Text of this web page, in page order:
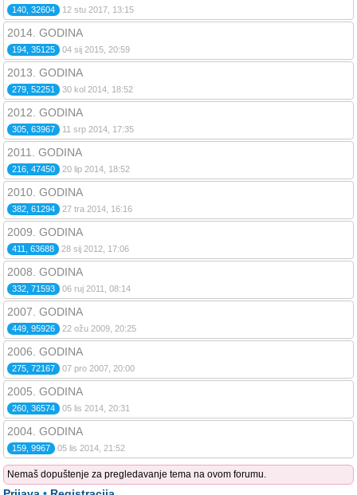
140, 32604 12 stu 2017, 13:15
2014. GODINA
194, 35125 04 sij 2015, 20:59
2013. GODINA
279, 52251 30 kol 2014, 18:52
2012. GODINA
305, 63967 11 srp 2014, 17:35
2011. GODINA
216, 47450 20 lip 2014, 18:52
2010. GODINA
382, 61294 27 tra 2014, 16:16
2009. GODINA
411, 63688 28 sij 2012, 17:06
2008. GODINA
332, 71593 06 ruj 2011, 08:14
2007. GODINA
449, 95926 22 ožu 2009, 20:25
2006. GODINA
275, 72167 07 pro 2007, 20:00
2005. GODINA
260, 36574 05 lis 2014, 20:31
2004. GODINA
159, 9967 05 lis 2014, 21:52
Nemaš dopuštenje za pregledavanje tema na ovom forumu.